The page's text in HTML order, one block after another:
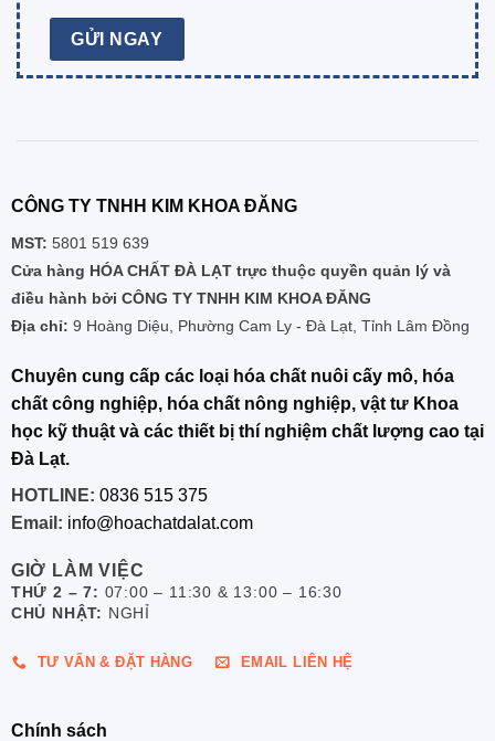
CÔNG TY TNHH KIM KHOA ĐĂNG
MST: 5801 519 639
Cửa hàng HÓA CHẤT ĐÀ LẠT trực thuộc quyền quản lý và
điều hành bởi CÔNG TY TNHH KIM KHOA ĐĂNG
Địa chỉ: 9 Hoàng Diệu, Phường Cam Ly - Đà Lạt, Tỉnh Lâm Đồng
Chuyên cung cấp các loại hóa chất nuôi cấy mô, hóa
chất công nghiệp, hóa chất nông nghiệp, vật tư Khoa
học kỹ thuật và các thiết bị thí nghiệm chất lượng cao tại
Đà Lạt.
HOTLINE: 0836 515 375
Email: info@hoachatdalat.com
GIỜ LÀM VIỆC
THỨ 2 – 7: 07:00 – 11:30 & 13:00 – 16:30
CHỦ NHẬT: NGHỈ
TƯ VẤN & ĐẶT HÀNG EMAIL LIÊN HỆ
Chính sách